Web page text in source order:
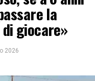
la
giocare»
2026